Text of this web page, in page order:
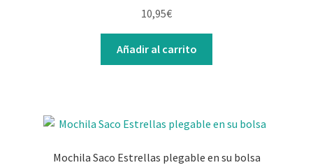
10,95€
Añadir al carrito
Mochila Saco Estrellas plegable en su bolsa